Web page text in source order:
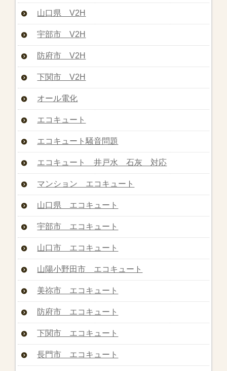
山口県 V2H
宇部市 V2H
防府市 V2H
下関市 V2H
オール電化
エコキュート
エコキュート騒音問題
エコキュート 井戸水 石灰 対応
マンション エコキュート
山口県 エコキュート
宇部市 エコキュート
山口市 エコキュート
山陽小野田市 エコキュート
美祢市 エコキュート
防府市 エコキュート
下関市 エコキュート
長門市 エコキュート